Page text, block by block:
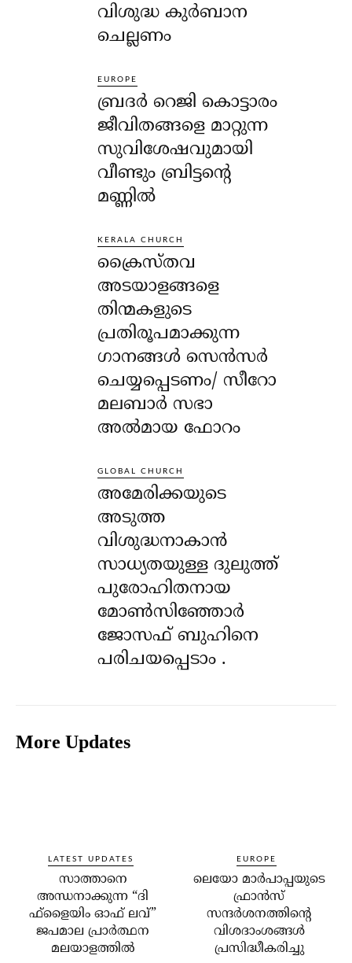
വിശുദ്ധ കുർബാന
ചെല്ലണം
EUROPE
ബ്രദർ റെജി കൊട്ടാരം
ജീവിതങ്ങളെ മാറ്റുന്ന
സുവിശേഷവുമായി
വീണ്ടും ബ്രിട്ടന്റെ
മണ്ണിൽ
KERALA CHURCH
ക്രൈസ്തവ
അടയാളങ്ങളെ
തിന്മകളുടെ
പ്രതിരൂപമാക്കുന്ന
ഗാനങ്ങൾ സെൻസർ
ചെയ്യപ്പെടണം/ സീറോ
മലബാർ സഭാ
അൽമായ ഫോറം
GLOBAL CHURCH
അമേരിക്കയുടെ
അടുത്ത
വിശുദ്ധനാകാൻ
സാധ്യതയുള്ള ദുലുത്ത്
പുരോഹിതനായ
മോൺസിഞ്ഞോർ
ജോസഫ് ബുഹിനെ
പരിചയപ്പെടാം .
More Updates
LATEST UPDATES
സാത്താനെ
അന്ധനാക്കുന്ന “ദി
ഫ്‌ളൈയിം ഓഫ് ലവ്”
ജപമാല പ്രാർത്ഥന
മലയാളത്തിൽ
EUROPE
ലെയോ മാര്‍പാപ്പയുടെ
ഫ്രാന്‍സ്
സന്ദര്‍ശനത്തിന്റെ
വിശദാംശങ്ങള്‍
പ്രസിദ്ധീകരിച്ചു